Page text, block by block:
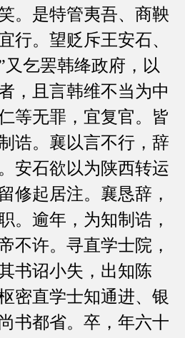
。是特管夷吾、商鞅
行。望贬斥王安石、
又乞罢韩绛政府，以
，且言韩维不当为中
等无罪，宜复官。皆
诰。襄以言不行，辞
安石欲以为陕西转运
修起居注。襄恳辞，
。逾年，为知制诰，
不许。寻直学士院，
书诏小失，出知陈
密直学士知通进、银
书都省。卒，年六十